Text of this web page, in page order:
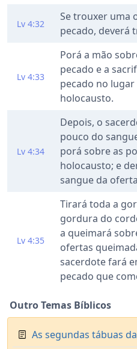
Lv 4:32
Se trouxer uma
pecado, deverá
Lv 4:33
Porá a mão
pecado e a
pecado no
holocausto.
Lv 4:34
Depois, o
pouco do
porá sobre as
holocausto; e
sangue da
Lv 4:35
Tirará toda a
gordura do
a queimará
ofertas
sacerdote fará
pecado que
Outro Temas Bíblicos
As segundas tábuas